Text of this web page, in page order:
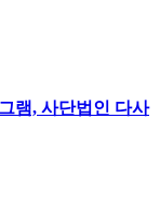
램, 사단법인 다사